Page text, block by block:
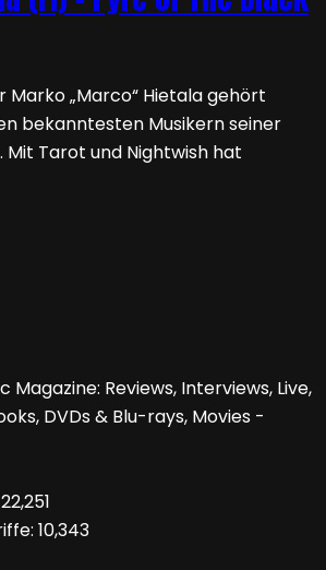
Marko „Marco“ Hietala gehört
bekanntesten Musikern seiner
Mit Tarot und Nightwish hat
Magazine: Reviews, Interviews, Live,
DVDs & Blu-rays, Movies -
22,251
10,343